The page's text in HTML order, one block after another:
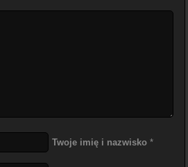
Twoje imię i nazwisko *